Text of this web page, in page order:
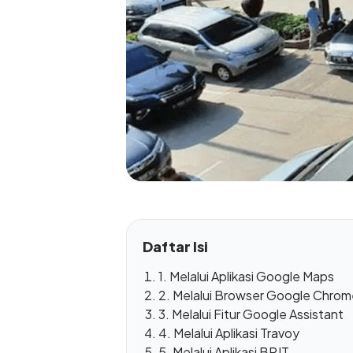
Daftar Isi
1. Melalui Aplikasi Google Maps
2. Melalui Browser Google
3. Melalui Fitur Google Assistant
4. Melalui Aplikasi Travoy